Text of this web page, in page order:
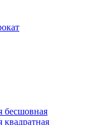
бесшовная